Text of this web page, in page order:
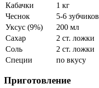
Кабачки
1 кг
Чеснок
5-6 зубчиков
Уксус (9%)
200 мл
Сахар
2 ст. ложки
Соль
2 ст. ложки
Специи
по вкусу
Приготовление